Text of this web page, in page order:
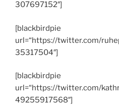
307697152″]
[blackbirdpie
url=“https://twitter.com/
35317504″]
[blackbirdpie
url=“https://twitter.com/
49255917568″]